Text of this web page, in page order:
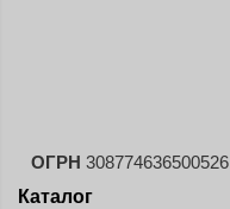
ОГРН 308774636500526
Каталог